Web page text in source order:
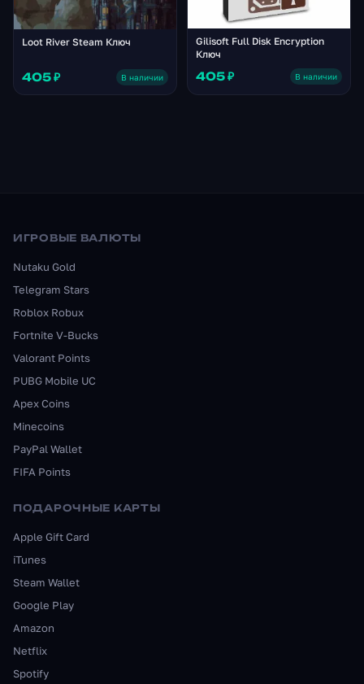
Loot River Steam Ключ
405 ₽ В наличии
Gilisoft Full Disk Encryption
Ключ
405 ₽ В наличии
ИГРОВЫЕ ВАЛЮТЫ
Nutaku Gold
Telegram Stars
Roblox Robux
Fortnite V-Bucks
Valorant Points
PUBG Mobile UC
Apex Coins
Minecoins
PayPal Wallet
FIFA Points
ПОДАРОЧНЫЕ КАРТЫ
Apple Gift Card
iTunes
Steam Wallet
Google Play
Amazon
Netflix
Spotify